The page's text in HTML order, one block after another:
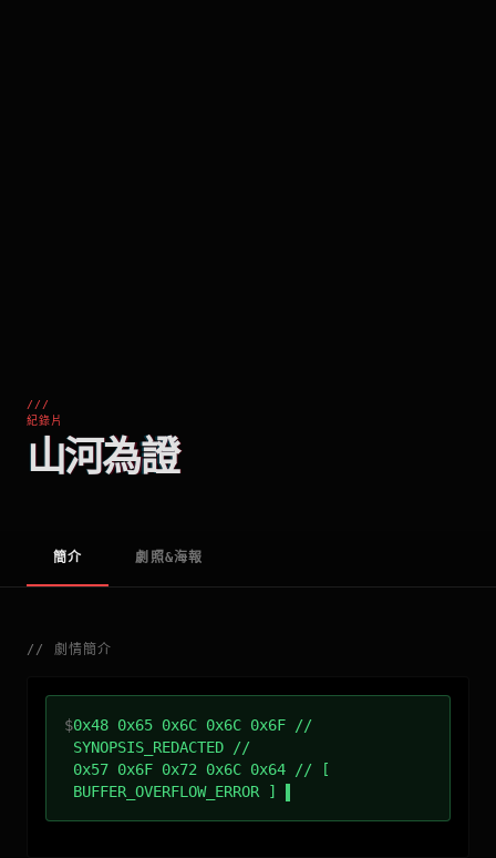
///
紀錄片
山河為證
簡介 劇照&海報
// 劇情簡介
$0x48 0x65 0x6C 0x6C 0x6F //
SYNOPSIS_REDACTED //
0x57 0x6F 0x72 0x6C 0x64 // [
BUFFER_OVERFLOW_ERROR ]